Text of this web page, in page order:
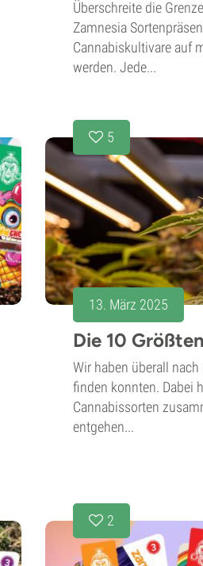
Überschreite die
Zamnesia
Cannabiskultivare auf
werden. Jede...
5
13. März 2025
Die 10
Wir haben überall
finden konnten. Dabei
Cannabissorten
entgehen...
2